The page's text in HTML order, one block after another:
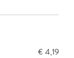
€ 4,19